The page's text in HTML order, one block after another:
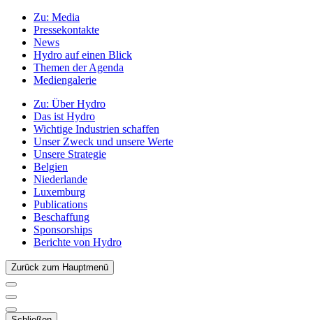
Zu: Media
Pressekontakte
News
Hydro auf einen Blick
Themen der Agenda
Mediengalerie
Zu: Über Hydro
Das ist Hydro
Wichtige Industrien schaffen
Unser Zweck und unsere Werte
Unsere Strategie
Belgien
Niederlande
Luxemburg
Publications
Beschaffung
Sponsorships
Berichte von Hydro
Zurück zum Hauptmenü